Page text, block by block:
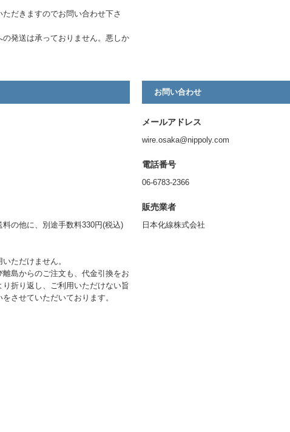
だきますのでお問い合わせ下さ
発送は承っておりません。悪しか
の他に、別途手数料330円(税込)
ただけません。
島からのご注文も、代金引換をお
折り返し、ご利用いただけない旨
させていただいております。
お問い合わせ
メールアドレス
wire.osaka@nippoly.com
電話番号
06-6783-2366
販売業者
日本化線株式会社